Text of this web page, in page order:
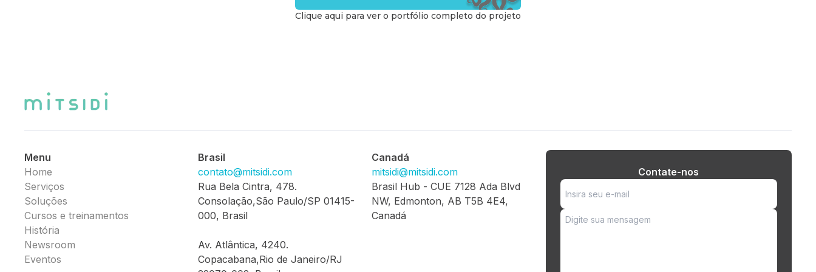
Clique aqui para ver o portfólio completo do projeto
Menu
Home
Serviços
Soluções
Cursos e treinamentos
História
Newsroom
Eventos
Brasil
contato@mitsidi.com
Rua Bela Cintra, 478.
Consolação,São Paulo/SP 01415-
000, Brasil
Av. Atlântica, 4240.
Copacabana,Rio de Janeiro/RJ
Canadá
mitsidi@mitsidi.com
Brasil Hub - CUE 7128 Ada Blvd
NW, Edmonton, AB T5B 4E4,
Canadá
Contate-nos